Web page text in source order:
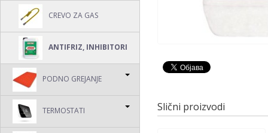
CREVO ZA GAS
ANTIFRIZ, INHIBITORI
PODNO GREJANJE
TERMOSTATI Slični proizvodi